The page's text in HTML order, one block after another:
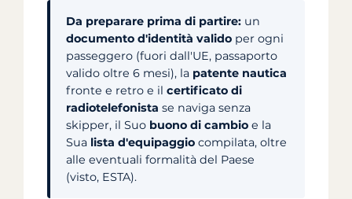
Da preparare prima di partire: un
documento d'identità valido per ogni
passeggero (fuori dall'UE, passaporto
valido oltre 6 mesi), la patente nautica
fronte e retro e il certificato di
radiotelefonista se naviga senza
skipper, il Suo buono di cambio e la
Sua lista d'equipaggio compilata, oltre
alle eventuali formalità del Paese
(visto, ESTA).